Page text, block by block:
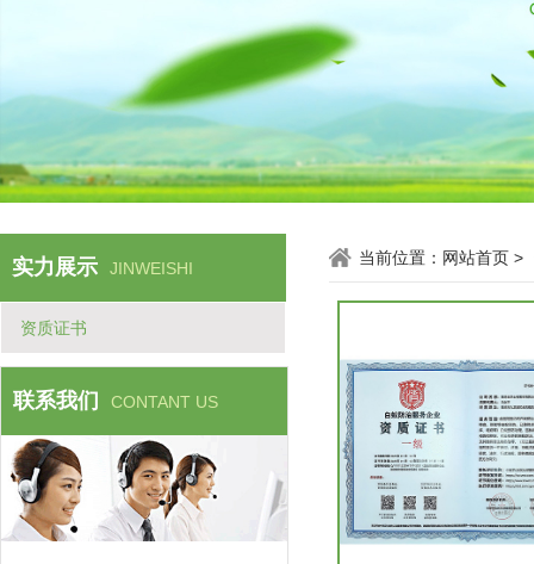
实力展示 JINWEISHI
资质证书
联系我们 CONTANT US
当前位置： 网站首页 >